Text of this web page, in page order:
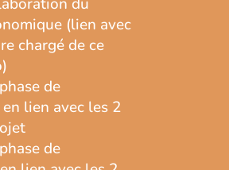
du
(lien avec
chargé de ce
de
lien avec les 2
de